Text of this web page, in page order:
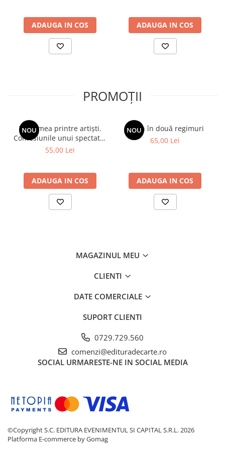
ADAUGA IN COS ADAUGA IN COS
PROMOȚII
NOU
Viața mea printre artiști.
Confesiunile unui spectator
fidel
55,00 Lei
ADAUGA IN COS
NOU
Spion în două regimuri
65,00 Lei
ADAUGA IN COS
MAGAZINUL MEU
CLIENTI
DATE COMERCIALE
SUPORT CLIENTI
0729.729.560
comenzi@edituradecarte.ro
SOCIAL URMARESTE-NE IN SOCIAL MEDIA
©Copyright S.C. EDITURA EVENIMENTUL SI CAPITAL S.R.L. 2026
Platforma E-commerce by Gomag